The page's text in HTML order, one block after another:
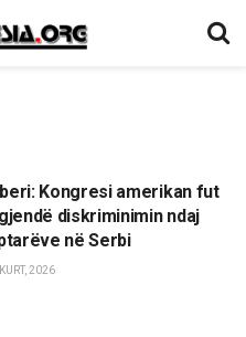
Kongresi amerikan fut
diskriminimin ndaj
në Serbi
2026